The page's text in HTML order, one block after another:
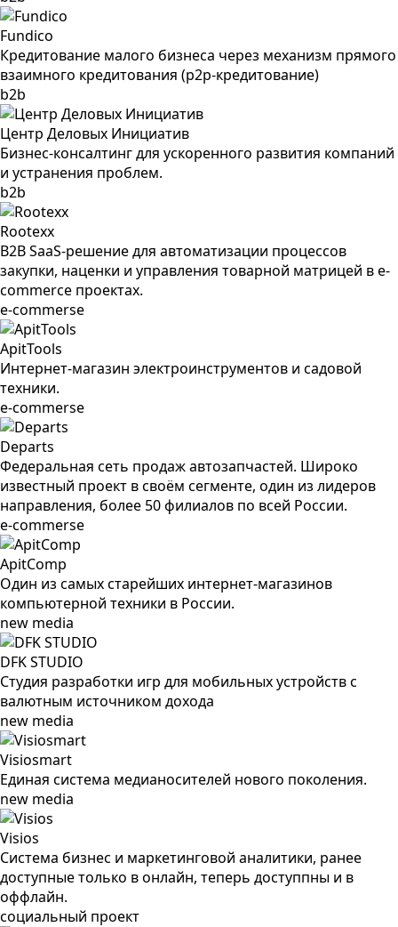
Fundico
Кредитование малого бизнеса через механизм прямого
взаимного кредитования (р2р-кредитование)
b2b
Центр Деловых Инициатив
Бизнес-консалтинг для ускоренного развития компаний
и устранения проблем.
b2b
Rootexx
B2B SaaS-решение для автоматизации процессов
закупки, наценки и управления товарной матрицей в e-
commerce проектах.
e-commerse
ApitTools
Интернет-магазин электроинструментов и садовой
техники.
e-commerse
Departs
Федеральная сеть продаж автозапчастей. Широко
известный проект в своём сегменте, один из лидеров
направления, более 50 филиалов по всей России.
e-commerse
ApitComp
Один из самых старейших интернет-магазинов
компьютерной техники в России.
new media
DFK STUDIO
Студия разработки игр для мобильных устройств c
валютным источником дохода
new media
Visiosmart
Единая система медианосителей нового поколения.
new media
Visios
Система бизнес и маркетинговой аналитики, ранее
доступные только в онлайн, теперь доступпны и в
оффлайн.
социальный проект